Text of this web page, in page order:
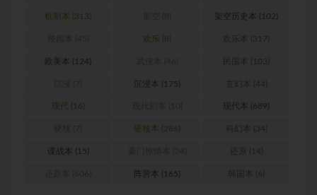
机制本 (313) 架空历史本 (102)
欢乐 (8) 欢乐本 (317)
欧美本 (124) 民国本 (103)
沉浸本 (175) 玄幻本 (44)
现代 (16) 现代本 (689)
硬核本 (286) 科幻本 (34)
谍战本 (15) 还原 (14)
阵营本 (165) 韩国本 (6)